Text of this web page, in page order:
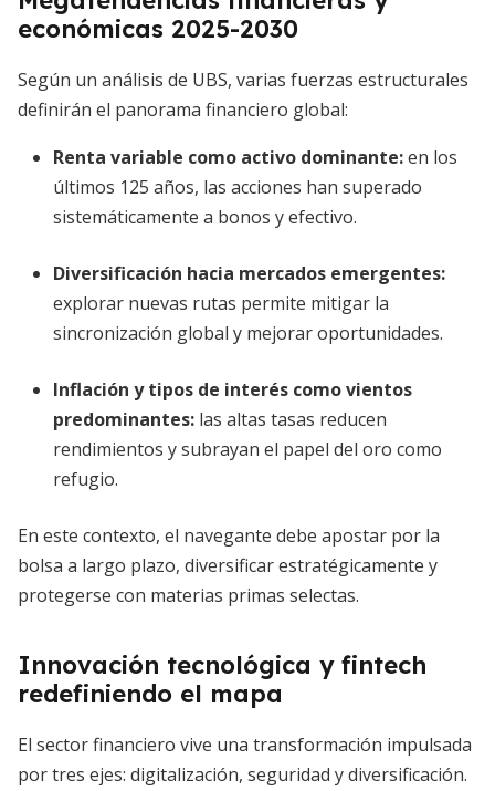
económicas 2025-2030
Según un análisis de UBS, varias fuerzas estructurales
definirán el panorama financiero global:
Renta variable como activo dominante:en los
últimos 125 años, las acciones han superado
sistemáticamente a bonos y efectivo.
Diversificación hacia mercados emergentes:
explorar nuevas rutas permite mitigar la
sincronización global y mejorar oportunidades.
Inflación y tipos de interés como vientos
predominantes: las altas tasas reducen
rendimientos y subrayan el papel del oro como
refugio.
En este contexto, el navegante debe apostar por la
bolsa a largo plazo, diversificar estratégicamente y
protegerse con materias primas selectas.
Innovación tecnológica y fintech
redefiniendo el mapa
El sector financiero vive una transformación impulsada
por tres ejes: digitalización, seguridad y diversificación.